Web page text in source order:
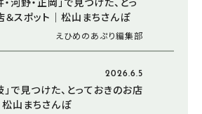
＆スポット｜松山まちさんぽ
えひめのあぷり編集部
2026.6.5
で見つけた、とっておきのお店
松山まちさんぽ